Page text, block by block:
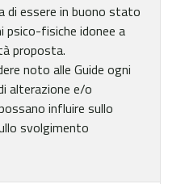
di essere in buono stato
psico-fisiche idonee a
proposta.
noto alle Guide ogni
alterazione e/o
influire sullo
svolgimento